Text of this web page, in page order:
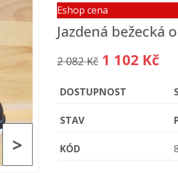
>
Eshop cena
Jazdená bežecká
2 082 Kč 1 102 Kč
DOSTUPNOST
STAV
KÓD